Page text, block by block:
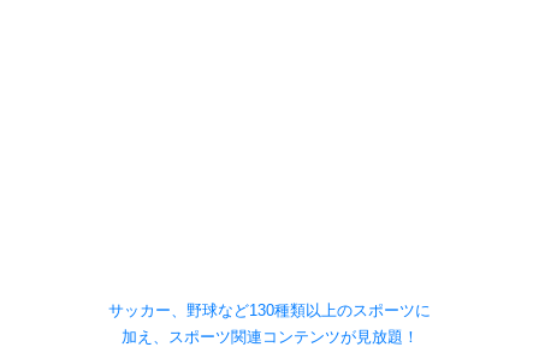
サッカー、野球など130種類以上のスポーツに
加え、スポーツ関連コンテンツが見放題！